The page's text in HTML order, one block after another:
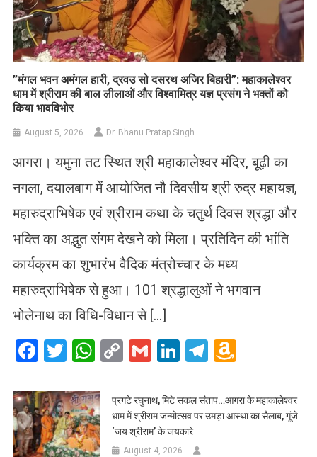
​”मंगल भवन अमंगल हारी, द्रवउ सो दसरथ अजिर बिहारी”: महाकालेश्वर
धाम में श्रीराम की बाल लीलाओं और विश्वामित्र यज्ञ प्रसंग ने भक्तों को
किया भावविभोर
August 5, 2026 Dr. Bhanu Pratap Singh
आगरा। यमुना तट स्थित श्री महाकालेश्वर मंदिर, बूढ़ी का
नगला, दयालबाग में आयोजित नौ दिवसीय श्री रुद्र महायज्ञ,
महारुद्राभिषेक एवं श्रीराम कथा के चतुर्थ दिवस श्रद्धा और
भक्ति का अद्भुत संगम देखने को मिला। प्रतिदिन की भांति
कार्यक्रम का शुभारंभ वैदिक मंत्रोच्चार के मध्य
महारुद्राभिषेक से हुआ। 101 श्रद्धालुओं ने भगवान
भोलेनाथ का विधि-विधान से […]
Facebook
Twitter
WhatsApp
CopyGmailLinkedIn
Telegram
List
प्रगटे रघुनाथ, मिटे सकल संताप…आगरा के महाकालेश्वर
धाम में श्रीराम जन्मोत्सव पर उमड़ा आस्था का सैलाब, गूंजे
‘जय श्रीराम’ के जयकारे
August 4, 2026